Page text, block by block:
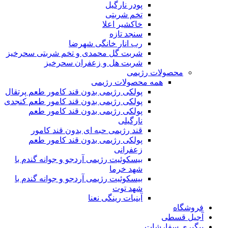
پودر نارگیل
تخم شربتی
خاکشیر اعلا
سنجد تازه
رب انار خانگی شهرضا
شربت گل محمدی و تخم شربتی سحرخیز
شربت هل و زعفران سحرخیز
محصولات رژیمی
همه محصولات رژیمی
پولکی رژیمی بدون قند کامور طعم پرتقال
پولکی رژیمی بدون قند کامور طعم کنجدی
پولکی رژیمی بدون قند کامور طعم
نارگیلی
قند رژیمی حبه ای بدون قند کامور
پولکی رژیمی بدون قند کامور طعم
زعفرانی
بيسکوئيت رژیمی آردجو و جوانه گندم با
شهد خرما
بيسکوئيت رژیمی آردجو و جوانه گندم با
شهد توت
آبنبات رینگی نعنا
فروشگاه
آجیل قسطی